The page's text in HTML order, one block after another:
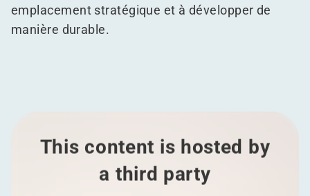
emplacement stratégique et à développer de
manière durable.
This content is hosted by
a third party